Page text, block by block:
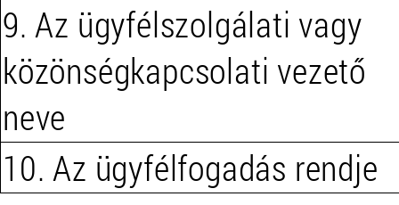
9. Az ügyfélszolgálati vagy
közönségkapcsolati vezető
neve
10. Az ügyfélfogadás rendje